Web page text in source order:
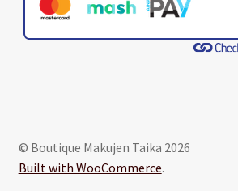
© Boutique Makujen Taika 2026
Built with WooCommerce.